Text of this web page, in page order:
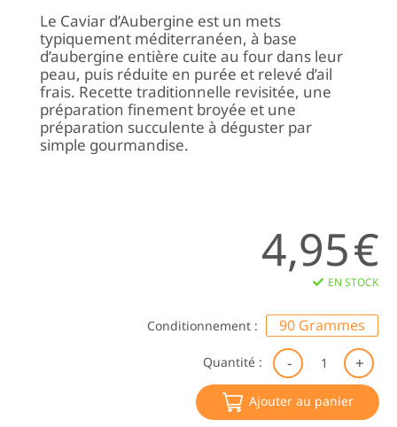
Le Caviar d’Aubergine est un mets
typiquement méditerranéen, à base
d’aubergine entière cuite au four dans leur
peau, puis réduite en purée et relevé d’ail
frais. Recette traditionnelle revisitée, une
préparation finement broyée et une
préparation succulente à déguster par
simple gourmandise.
4,95€
EN STOCK
Conditionnement : 90 Grammes
Quantité :
Ajouter au panier